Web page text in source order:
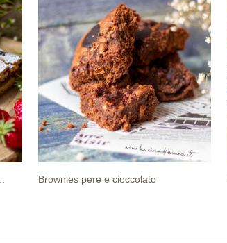
Brownies pere e cioccolato